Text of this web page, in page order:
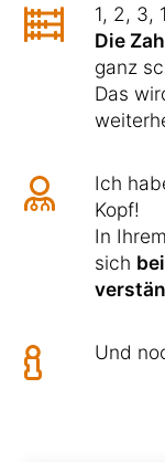
1, 2, 3,
Die
ganz
Das
Ich
Kopf!
In
sich
Und